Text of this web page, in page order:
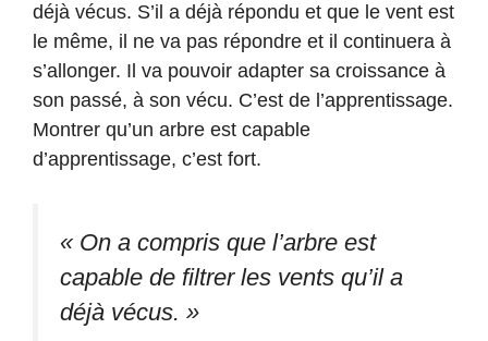
déjà vécus. S’il a déjà répondu et que le vent est
le même, il ne va pas répondre et il continuera à
s’allonger. Il va pouvoir adapter sa croissance à
son passé, à son vécu. C’est de l’apprentissage.
Montrer qu’un arbre est capable
d’apprentissage, c’est fort.
« On a compris que l’arbre est
capable de filtrer les vents qu’il a
déjà vécus. »